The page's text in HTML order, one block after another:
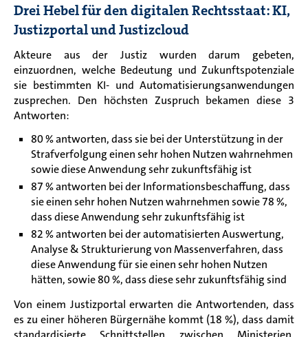
Drei Hebel für den digitalen Rechtsstaat: KI,
Justizportal und Justizcloud
Akteure aus der Justiz wurden darum gebeten,
einzuordnen, welche Bedeutung und Zukunftspotenziale
sie bestimmten KI- und Automatisierungsanwendungen
zusprechen. Den höchsten Zuspruch bekamen diese 3
Antworten:
80 % antworten, dass sie bei der Unterstützung in der
Strafverfolgung einen sehr hohen Nutzen wahrnehmen
sowie diese Anwendung sehr zukunftsfähig ist
87 % antworten bei der Informationsbeschaffung, dass
sie einen sehr hohen Nutzen wahrnehmen sowie 78 %,
dass diese Anwendung sehr zukunftsfähig ist
82 % antworten bei der automatisierten Auswertung,
Analyse & Strukturierung von Massenverfahren, dass
diese Anwendung für sie einen sehr hohen Nutzen
hätten, sowie 80 %, dass diese sehr zukunftsfähig sind
Von einem Justizportal erwarten die Antwortenden, dass
es zu einer höheren Bürgernähe kommt (18 %), dass damit